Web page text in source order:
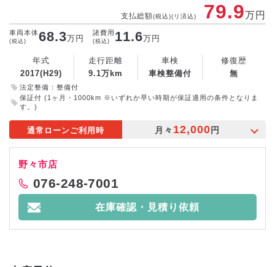
支払総額(税込)(リ済込) 79.9万円
車両本体
(税込) 68.3万円
諸費用
(税込) 11.6万円
法定整備：整備付
保証付 (1ヶ月・1000km ※いずれか早い時期が保証適用の条件となりま
す。)
年式
2017(H29)
走行距離
9.1万km
車検
車検整備付
修復歴
無
通常ローンご利用時 月々 12,000 円
野々市店
076-248-7001
在庫確認・見積り依頼